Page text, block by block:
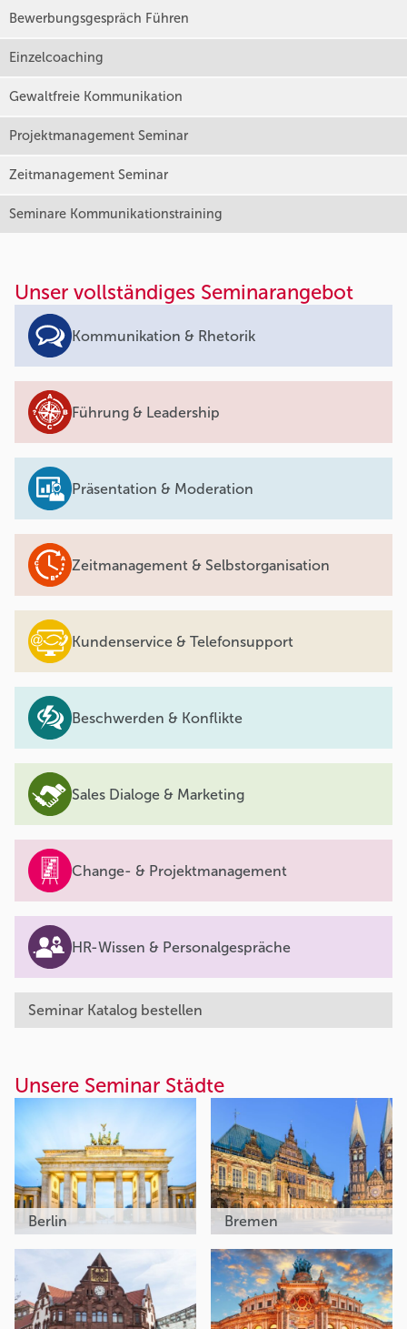
Bewerbungsgespräch Führen
Einzelcoaching
Gewaltfreie Kommunikation
Projektmanagement Seminar
Zeitmanagement Seminar
Seminare Kommunikationstraining
Unser vollständiges Seminarangebot
Kommunikation & Rhetorik
Führung & Leadership
Präsentation & Moderation
Zeitmanagement & Selbstorganisation
Kundenservice & Telefonsupport
Beschwerden & Konflikte
Sales Dialoge & Marketing
Change- & Projektmanagement
HR-Wissen & Personalgespräche
Seminar Katalog bestellen
Unsere Seminar Städte
Berlin Bremen